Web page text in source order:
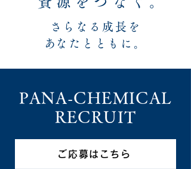
さらなる成長を
​あなたとともに。
ご応募はこちら
PANA-CHEMICAL
RECRUIT